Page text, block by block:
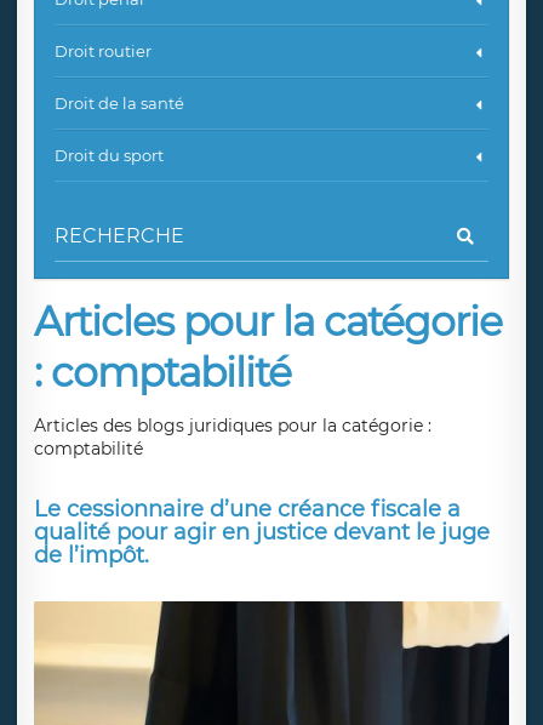
Articles pour la catégorie
: comptabilité
Articles des blogs juridiques pour la catégorie :
comptabilité
Le cessionnaire d’une créance fiscale a
qualité pour agir en justice devant le juge
de l’impôt.
Droit routier
Droit de la santé
Droit du sport